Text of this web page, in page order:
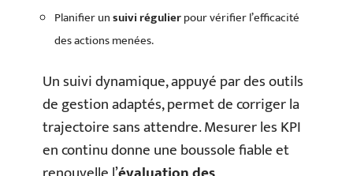
Planifier unsuivi régulierpour vérifier l’efficacité
des actions menées.
Un suivi dynamique, appuyé par des outils
de gestion adaptés, permet de corriger la
trajectoire sans attendre. Mesurer les KPI
en continu donne une boussole fiable et